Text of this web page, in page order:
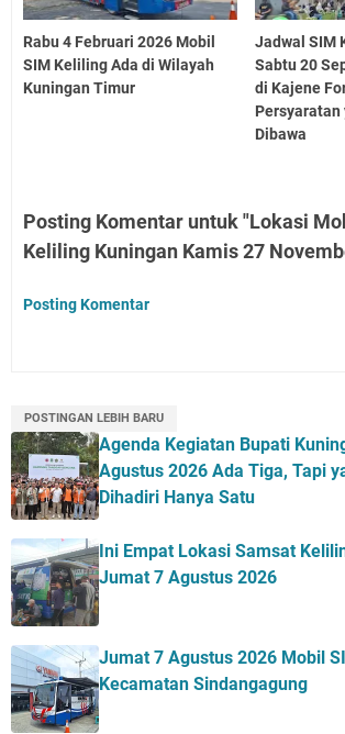
Rabu 4 Februari 2026 Mobil
SIM Keliling Ada di Wilayah
Kuningan Timur
Jadwal SIM
Sabtu 20
di Kajene
Persyaratan
Dibawa
Posting Komentar untuk "Lokasi
Keliling Kuningan Kamis 27
Posting Komentar
POSTINGAN LEBIH BARU
Agenda Kegiatan Bupati
Agustus 2026 Ada Tiga, Tapi
Dihadiri Hanya Satu
Ini Empat Lokasi Samsat
Jumat 7 Agustus 2026
Jumat 7 Agustus 2026 Mobil
Kecamatan Sindangagung